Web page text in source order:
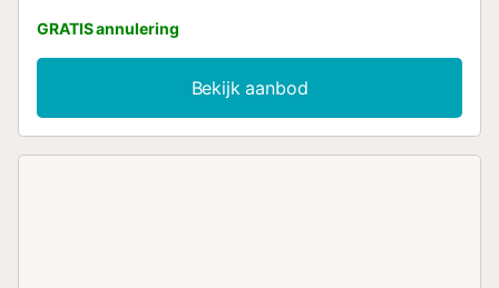
5 slaapkamers, 4 badkamers en 1 gastentoilet, verdeeld
over de hoofdaccommodatie en een aparte unit. De
accommodatie biedt privacy, een prachtige gazontuin met
grind en bomen, en een heerlijk zwembad. Het comfort en
de nabijheid van het strand, winkels, sportactiviteiten,
GRATIS annulering
Bekijk aanbod